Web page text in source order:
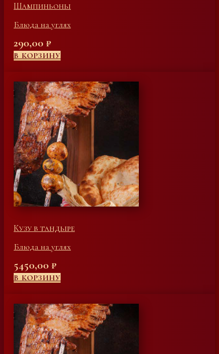
Шампиньоны
Блюда на углях
290,00 ₽
В КОРЗИНУ
Кузу в тандыре
Блюда на углях
5450,00 ₽
В КОРЗИНУ